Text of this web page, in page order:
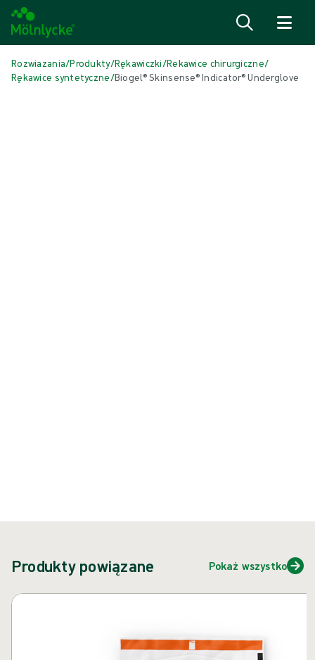
Rozwiazania/Produkty/Rękawiczki/Rekawice chirurgiczne/
Rękawice syntetyczne/Biogel® Skinsense® Indicator® Underglove
Produkty powiązane Pokaż wszystko